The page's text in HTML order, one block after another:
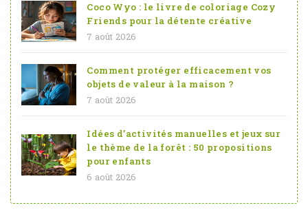
Coco Wyo : le livre de coloriage Cozy
Friends pour la détente créative
7 août 2026
Comment protéger efficacement vos
objets de valeur à la maison ?
7 août 2026
Idées d’activités manuelles et jeux sur
le thème de la forêt : 50 propositions
pour enfants
6 août 2026